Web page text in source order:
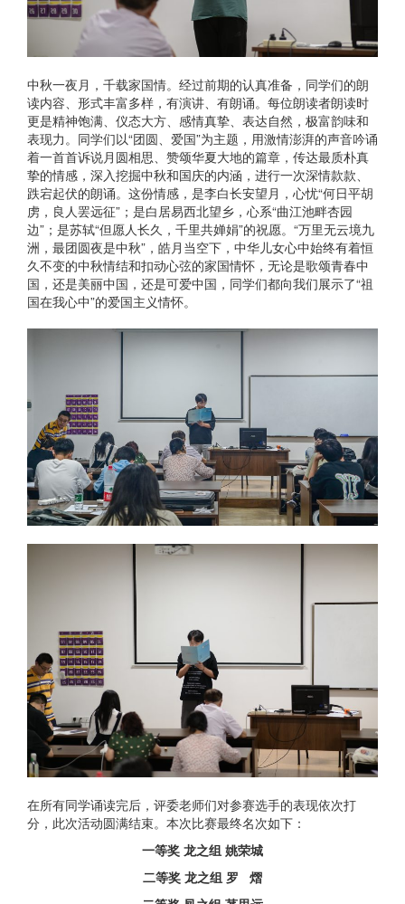
中秋一夜月，千载家国情。经过前期的认真准备，同学们的朗
读内容、形式丰富多样，有演讲、有朗诵。每位朗读者朗读时
更是精神饱满、仪态大方、感情真挚、表达自然，极富韵味和
表现力。同学们以“团圆、爱国”为主题，用激情澎湃的声音吟诵
着一首首诉说月圆相思、赞颂华夏大地的篇章，传达最质朴真
挚的情感，深入挖掘中秋和国庆的内涵，进行一次深情款款、
跌宕起伏的朗诵。这份情感，是李白长安望月，心忧“何日平胡
虏，良人罢远征”；是白居易西北望乡，心系“曲江池畔杏园
边”；是苏轼“但愿人长久，千里共婵娟”的祝愿。“万里无云境九
洲，最团圆夜是中秋”，皓月当空下，中华儿女心中始终有着恒
久不变的中秋情结和扣动心弦的家国情怀，无论是歌颂青春中
国，还是美丽中国，还是可爱中国，同学们都向我们展示了“祖
国在我心中”的爱国主义情怀。
在所有同学诵读完后，评委老师们对参赛选手的表现依次打
分，此次活动圆满结束。本次比赛最终名次如下：
一等奖 龙之组 姚荣城
二等奖 龙之组 罗 熠